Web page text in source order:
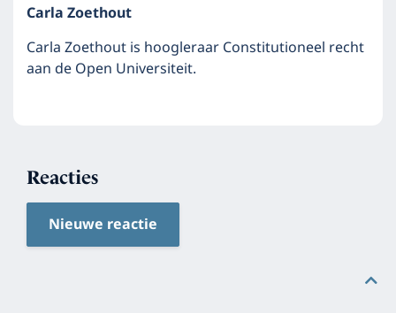
Carla Zoethout
Carla Zoethout is hoogleraar Constitutioneel recht
aan de Open Universiteit.
Reacties
Nieuwe reactie